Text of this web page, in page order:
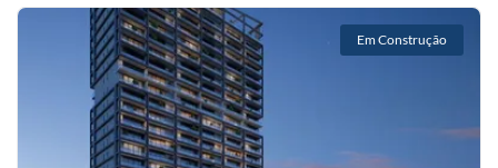
Em Construção